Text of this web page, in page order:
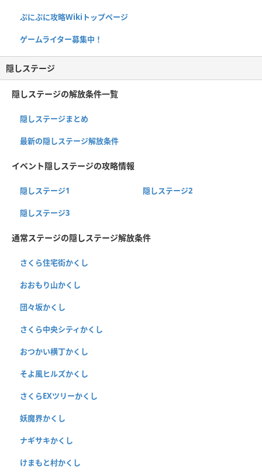
ぷにぷに攻略Wikiトップページ
ゲームライター募集中！
隠しステージ
隠しステージの解放条件一覧
隠しステージまとめ
最新の隠しステージ解放条件
イベント隠しステージの攻略情報
隠しステージ1 隠しステージ2
隠しステージ3
通常ステージの隠しステージ解放条件
さくら住宅街かくし
おおもり山かくし
団々坂かくし
さくら中央シティかくし
おつかい横丁かくし
そよ風ヒルズかくし
さくらEXツリーかくし
妖魔界かくし
ナギサキかくし
けまもと村かくし